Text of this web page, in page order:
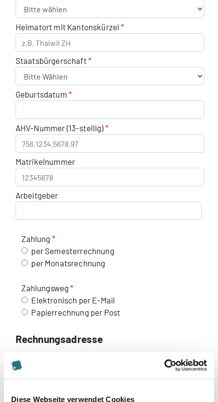
Diese Webseite verwendet Cookies
Heimatort mit Kantonskürzel
Staatsbürgerschaft
Geburtsdatum
AHV-Nummer (13-stellig)
Matrikelnummer
Arbeitgeber
Zahlung
per Semesterrechnung
per Monatsrechnung
Zahlungsweg
Elektronisch per E-Mail
Papierrechnung per Post
Teilweise oder vollständige Übernahme der
auf dieser Seite zum Download zur Verfügung.
Rechnungsadresse